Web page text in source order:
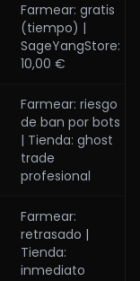
Farmear: gratis
(tiempo) |
SageYangStore:
10,00 €
Farmear: riesgo
de ban por bots
| Tienda: ghost
trade
profesional
Farmear:
retrasado |
Tienda:
inmediato